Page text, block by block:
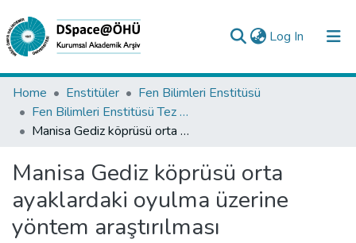
Log In (current)
Collections
All of DSpace
Analyze
Request/Question
Home Enstitüler
Fen Bilimleri Enstitüsü
Fen Bilimleri Enstitüsü Tez Koleksiyonu
Manisa Gediz köprüsü orta ayaklardaki oyulma üzerine yöntem araştırılması
Manisa Gediz köprüsü orta
ayaklardaki oyulma üzerine
yöntem araştırılması